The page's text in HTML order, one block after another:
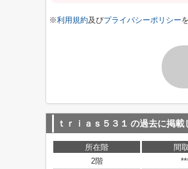
※利用規約及びプライバシーポリシー
ｔｒｉａｓ５３１ の過去に掲載
所在階 間
2階